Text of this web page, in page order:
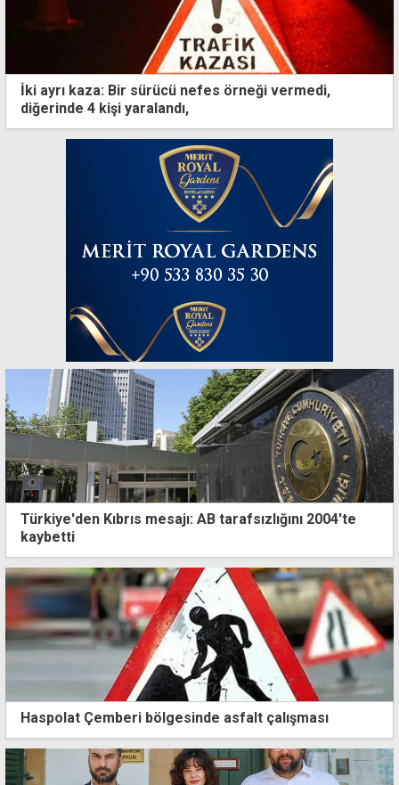
İki ayrı kaza: Bir sürücü nefes örneği vermedi,
diğerinde 4 kişi yaralandı,
Türkiye'den Kıbrıs mesajı: AB tarafsızlığını 2004'te
kaybetti
Haspolat Çemberi bölgesinde asfalt çalışması